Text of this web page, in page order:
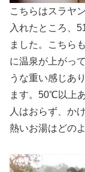
こちらはスラヤ
入れたところ、
ました。こちら
に温泉が上がっ
うな重い感じあ
ます。50℃以上
人はおらず、か
熱いお湯はどの